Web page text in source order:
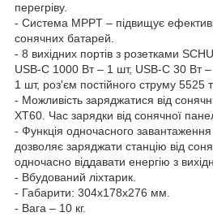
перегріву.
- Система MPPT – підвищує
сонячних батарей.
- 8 вихідних портів з розетками
USB-C 1000 Вт – 1 шт, USB-C 30 Вт
1 шт, роз'єм постійного струму 5525
- Можливість заряджатися від
XT60. Час зарядки від сонячної
- Функція одночасного
дозволяє заряджати станцію від
одночасно віддавати енергію з
- Вбудований ліхтарик.
- Габарити: 304х178х276 мм.
- Вага – 10 кг.